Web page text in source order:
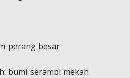
perang besar
bumi serambi mekah